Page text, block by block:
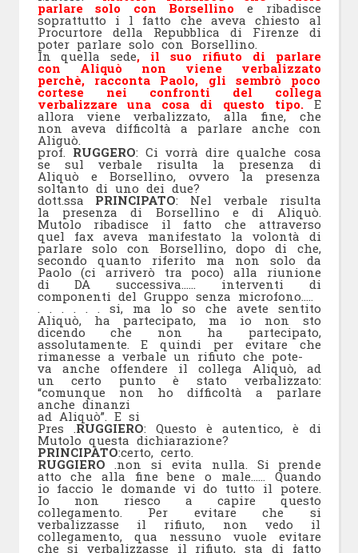
parlare solo con Borsellino e ribadisce
soprattutto i l fatto che aveva chiesto al
Procurtore della Repubblica di Firenze di
poter parlare solo con Borsellino.
In quella sede, il suo rifiuto di parlare
con Aliquò non viene verbalizzato
perchè, racconta Paolo, gli sembrò poco
cortese nei confronti del collega
verbalizzare una cosa di questo tipo.E
allora viene verbalizzato, alla fine, che
non aveva difficoltà a parlare anche con
Aliguò.
prof. RUGGERO: Ci vorrà dire qualche cosa
se sul verbale risulta la presenza di
Aliquò e Borsellino, ovvero la presenza
soltanto di uno dei due?
dott.ssa PRINCIPATO: Nel verbale risulta
la presenza di Borsellino e di Aliquò.
Mutolo ribadisce il fatto che attraverso
quel fax aveva manifestato la volontà di
parlare solo con Borsellino, dopo di che,
secondo quanto riferito ma non solo da
Paolo (ci arriverò tra poco) alla riunione
di DA successiva…… interventi di
componenti del Gruppo senza microfono…..
. . . . . . si, ma lo so che avete sentito
Aliquò, ha partecipato, ma io non sto
dicendo che non ha partecipato,
assolutamente. E quindi per evitare che
rimanesse a verbale un rifiuto che pote-
va anche offendere il collega Aliquò, ad
un certo punto è stato verbalizzato:
“comunque non ho difficoltà a parlare
anche dinanzi
ad Aliquò”. E si
Pres .RUGGIERO: Questo è autentico, è di
Mutolo questa dichiarazione?
PRINCIPATO:certo, certo.
RUGGIERO .non si evita nulla. Si prende
atto che alla fine bene o male…… Quando
io faccio le domande vi do tutto il potere.
Io non riesco a capire questo
collegamento. Per evitare che si
verbalizzasse il rifiuto, non vedo il
collegamento, qua nessuno vuole evitare
che si verbalizzasse il rifiuto, sta di fatto